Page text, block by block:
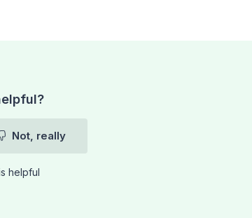
Not, really
helpful